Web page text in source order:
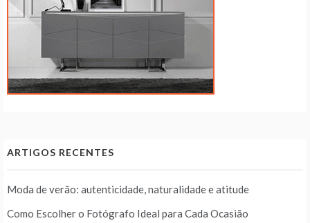
ARTIGOS RECENTES
Moda de verão: autenticidade, naturalidade e atitude
Como Escolher o Fotógrafo Ideal para Cada Ocasião